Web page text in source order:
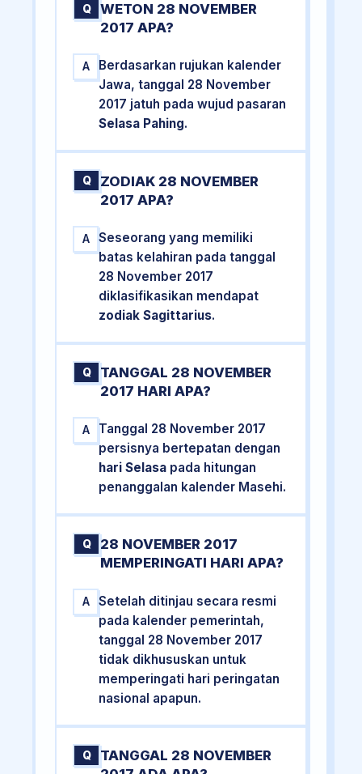
Q
WETON 28 NOVEMBER
2017 APA?
A
Berdasarkan rujukan kalender
Jawa, tanggal 28 November
2017 jatuh pada wujud pasaran
Selasa Pahing.
Q
ZODIAK 28 NOVEMBER
2017 APA?
A
Seseorang yang memiliki
batas kelahiran pada tanggal
28 November 2017
diklasifikasikan mendapat
zodiak Sagittarius.
Q
TANGGAL 28 NOVEMBER
2017 HARI APA?
A
Tanggal 28 November 2017
persisnya bertepatan dengan
hari Selasa pada hitungan
penanggalan kalender Masehi.
Q
28 NOVEMBER 2017
MEMPERINGATI HARI APA?
A
Setelah ditinjau secara resmi
pada kalender pemerintah,
tanggal 28 November 2017
tidak dikhususkan untuk
memperingati hari peringatan
nasional apapun.
Q
TANGGAL 28 NOVEMBER